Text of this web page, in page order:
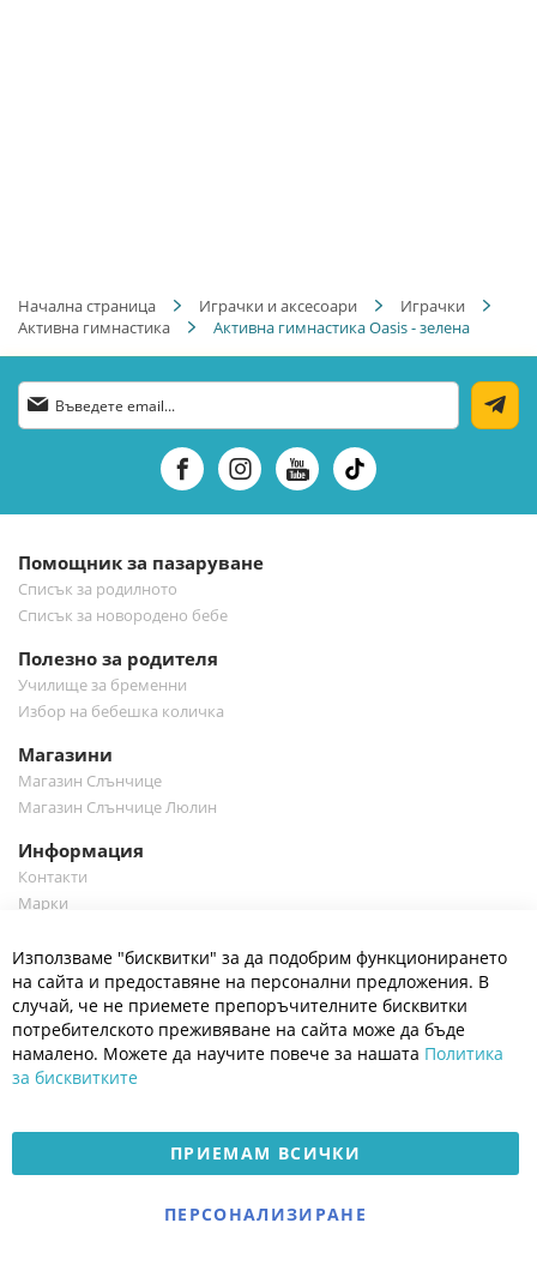
Начална страница Играчки и аксесоари
Играчки
Активна гимнастика
Активна гимнастика Oasis - зелена
Абонирай
се
бюлетин:
Помощник за пазаруване
Списък за родилното
Списък за новородено бебе
Полезно за родителя
Училище за бременни
Избор на бебешка количка
Магазини
Магазин Слънчице
Магазин Слънчице Люлин
Информация
Контакти
Марки
Полезно
Общи условия
Политика за поверителност
Платформа за OPC
Доставка и плащане
Електронен магазин
разработен и поддържан
Използваме "бисквитки" за да подобрим функционирането
на сайта и предоставяне на персонални предложения. В
случай, че не приемете препоръчителните бисквитки
потребителското преживяване на сайта може да бъде
намалено. Можете да научите повече за нашата Политика
за бисквитките
ПРИЕМАМ ВСИЧКИ
ПЕРСОНАЛИЗИРАНЕ